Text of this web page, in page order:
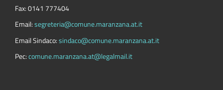
Fax: 0141 777404
Email:segreteria@comune.maranzana.at.it
Email Sindaco:sindaco@comune.maranzana.at.it
Pec:comune.maranzana.at@legalmail.it